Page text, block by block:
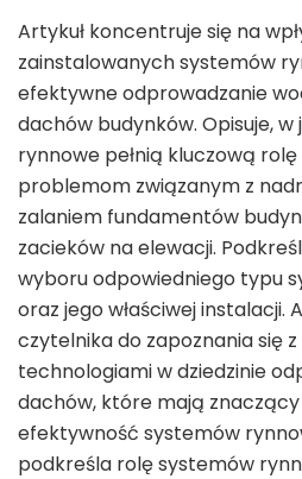
Artykuł koncentruje się na
zainstalowanych systemów
efektywne odprowadzanie
dachów budynków. Opisuje,
rynnowe pełnią kluczową
problemom związanym z
zalaniem fundamentów
zacieków na elewacji.
wyboru odpowiedniego typu
oraz jego właściwej instalacji.
czytelnika do zapoznania się
technologiami w dziedzinie
dachów, które mają znaczący
efektywność systemów
podkreśla rolę systemów